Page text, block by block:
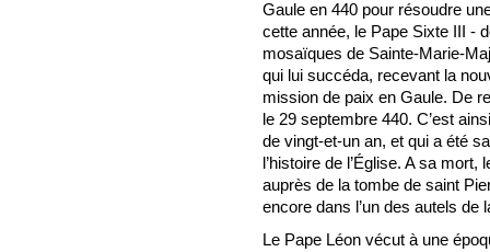
Gaule en 440 pour résoudre
cette année, le Pape Sixte III -
mosaïques de Sainte-Marie-
qui lui succéda, recevant la
mission de paix en Gaule. De
le 29 septembre 440. C’est
de vingt-et-un an, et qui a été
l’histoire de l’Église. A sa
auprès de la tombe de saint
encore dans l’un des autels de
Le Pape Léon vécut à une